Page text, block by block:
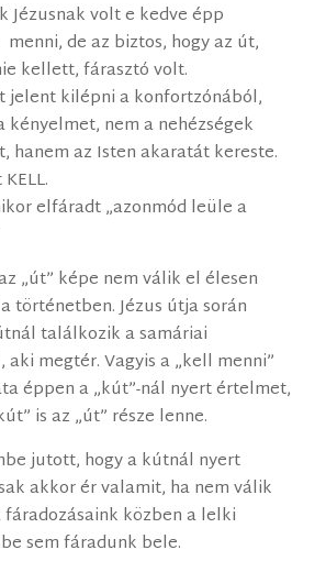
Jézusnak volt e kedve épp
de az biztos, hogy az út,
kellett, fárasztó volt.
jelent kilépni a konfortzónából,
kényelmet, nem a nehézségek
hanem az Isten akaratát kereste.
elfáradt „azonmód leüle a
„út” képe nem válik el élesen
történetben. Jézus útja során
találkozik a samáriai
aki megtér. Vagyis a „kell menni”
éppen a „kút”-nál nyert értelmet,
is az „út” része lenne.
jutott, hogy a kútnál nyert
akkor ér valamit, ha nem válik
közben a lelki
sem fáradunk bele.